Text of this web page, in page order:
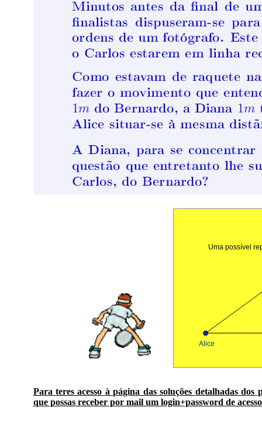
Para teres acesso à página das soluções detalhadas
que possas receber por mail um login+password de